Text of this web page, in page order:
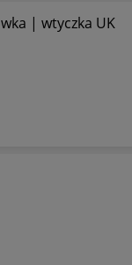
| wtyczka UK